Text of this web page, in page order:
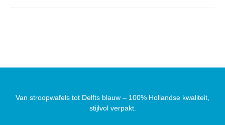
Van stroopwafels tot Delfts blauw – 100% Hollandse kwaliteit,
stijlvol verpakt.